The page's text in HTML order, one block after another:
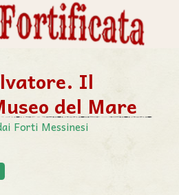
Il
del Mare
Forti Messinesi